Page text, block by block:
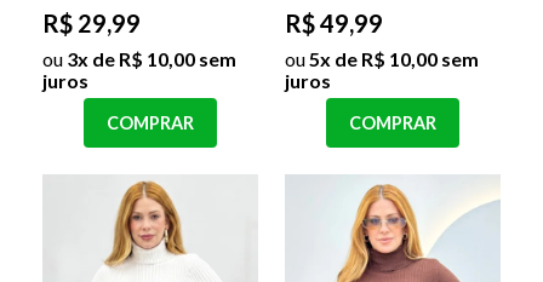
R$ 29,99
ou 3x de R$ 10,00 sem
juros
COMPRAR
R$ 49,99
ou5x de R$ 10,00 sem
juros
COMPRAR